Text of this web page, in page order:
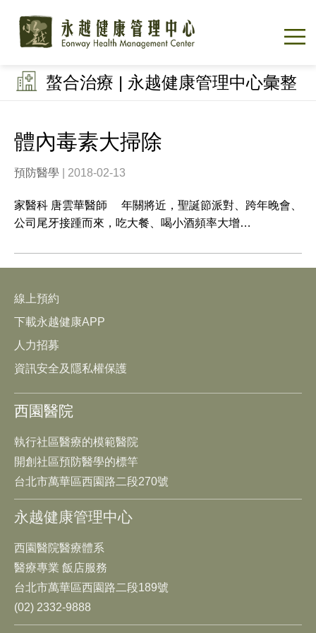
螯合治療 | 永越健康管理中心彙整
體內毒素大掃除
預防醫學 | 2018-02-13
家醫科 唐雲華醫師 年關將近，聖誕節派對、跨年晚會、
公司尾牙接踵而來，吃大餐、喝小酒頻率大增…
線上預約
下載永越健康APP
人力招募
資訊安全及隱私權保護
西園醫院
執行社區醫療的模範醫院
開創社區預防醫學的標竿
台北市萬華區西園路二段270號
永越健康管理中心
西園醫院醫療體系
醫療專業 飯店服務
台北市萬華區西園路二段189號
(02) 2332-9888